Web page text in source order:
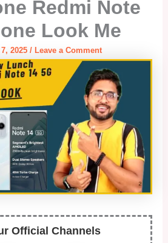
Redmi Note
Look Me
2025/Leave a Comment
Official Channels